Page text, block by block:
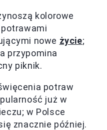
kolorowe
nowe życie;
przypomina
piknik.
potraw
już w
w Polsce
znacznie później.